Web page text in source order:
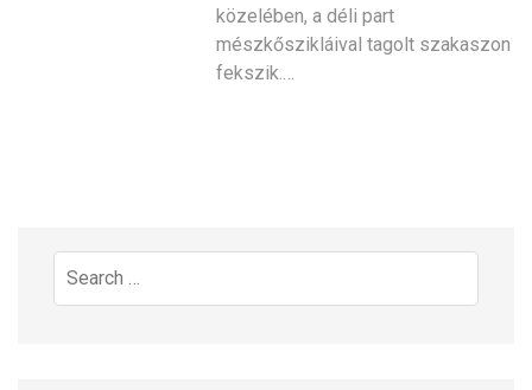
közelében, a déli part
mészkőszikláival tagolt szakaszon
fekszik.…
Search
for: